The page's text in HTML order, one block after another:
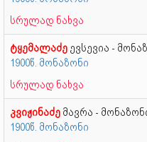
სრულად ნახვა
ტყემალაძე ევსევია -
1900წ. მონაზონი
სრულად ნახვა
კვიჟინაძე მავრა -
1900წ. მონაზონი